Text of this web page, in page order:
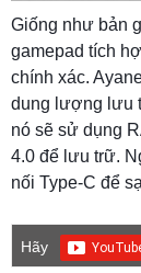
Giống như bản
gamepad tích
chính xác.
dung lượng lưu
nó sẽ sử dụng
4.0 để lưu trữ.
nối Type-C để
Hãy